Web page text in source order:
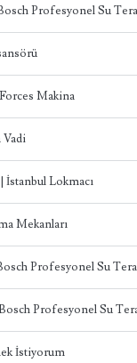
Profesyonel Su
Makina
İstanbul Lokmacı
Mekanları
Profesyonel Su
Profesyonel Su
İstiyorum